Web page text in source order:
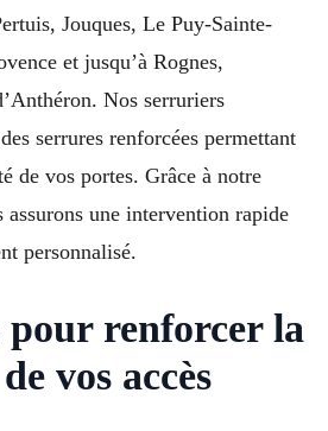
Jouques, Le Puy-Sainte-
et jusqu’à Rognes,
Nos serruriers
serrures renforcées permettant
de vos portes. Grâce à notre
assurons une intervention rapide
personnalisé.
pour renforcer la
vos accès